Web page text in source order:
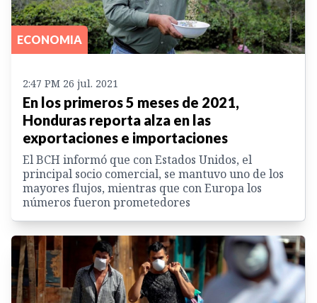
ECONOMIA
2:47 PM 26 jul. 2021
En los primeros 5 meses de 2021,
Honduras reporta alza en las
exportaciones e importaciones
El BCH informó que con Estados Unidos, el
principal socio comercial, se mantuvo uno de los
mayores flujos, mientras que con Europa los
números fueron prometedores